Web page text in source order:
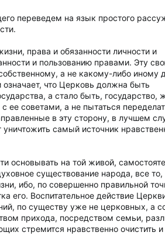
переведем на язык простого
права и обязанности личности и
и пользованию правами. Эту
а не какому-либо иному
что Церковь должна быть
а стало быть, государство,
ее советами, а не пытаться
в эту сторону, в лучшем
самый источник
основывать на той живой,
существование народа, все
ибо, по совершенно правильной
его. Воспитательное действие
по существу уже не церковных, а
прихода, посредством семьи,
стремится нравственно очистить и